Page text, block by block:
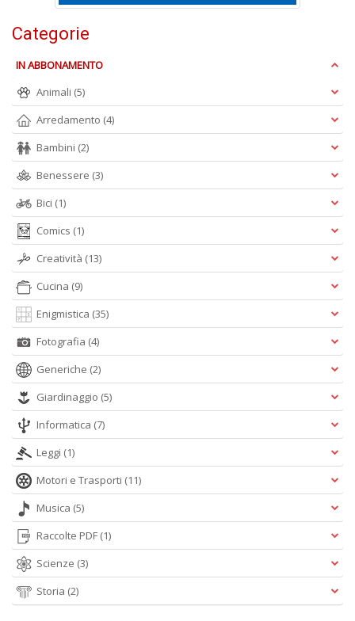
Categorie
IN ABBONAMENTO
Animali (5)
Arredamento (4)
Bambini (2)
Benessere (3)
Bici (1)
Comics (1)
Creatività (13)
Cucina (9)
Enigmistica (35)
Fotografia (4)
Generiche (2)
Giardinaggio (5)
Informatica (7)
Leggi (1)
Motori e Trasporti (11)
Musica (5)
Raccolte PDF (1)
Scienze (3)
Storia (2)